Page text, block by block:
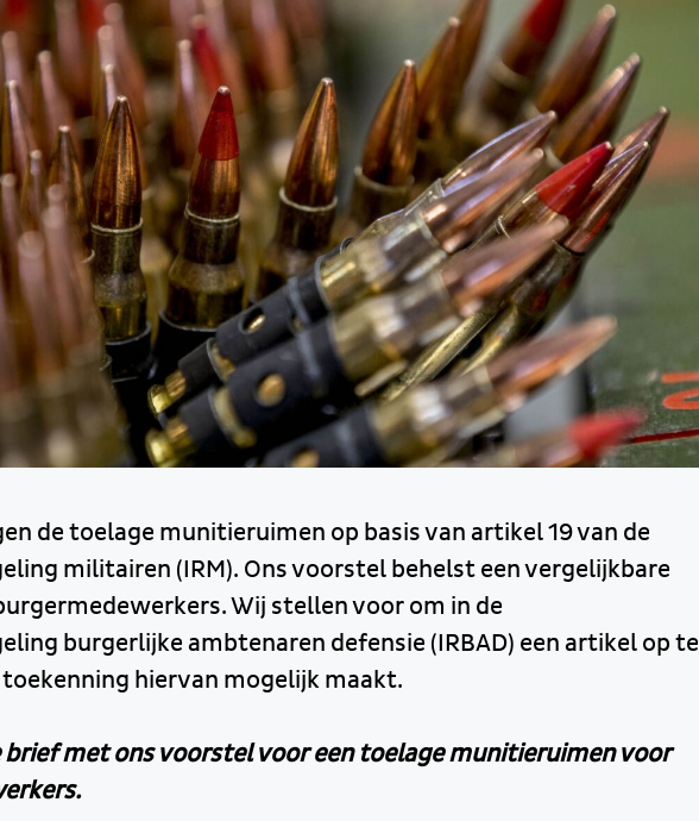
de toelage munitieruimen op basis van artikel 19 van de
militairen (IRM). Ons voorstel behelst een vergelijkbare
Wij stellen voor om in de
burgerlijke ambtenaren defensie (IRBAD) een artikel op te
hiervan mogelijk maakt.
brief met ons voorstel voor een toelage munitieruimen voor